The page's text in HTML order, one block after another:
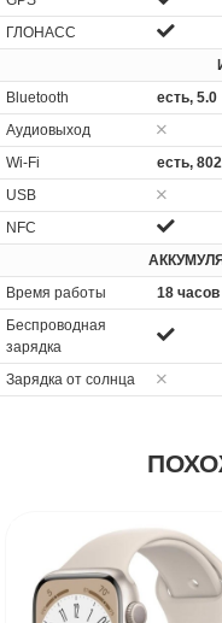
ГЛОНАСС
Bluetooth
есть, 5.0
Аудиовыход
Wi-Fi
есть,
USB
NFC
Время работы
18 часов
Беспроводная
зарядка
Зарядка от солнца